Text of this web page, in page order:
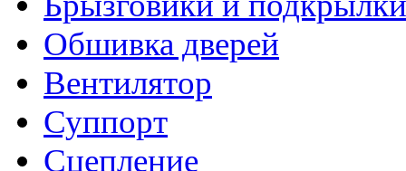
Обшивка дверей
Вентилятор
Суппорт
Сцепление